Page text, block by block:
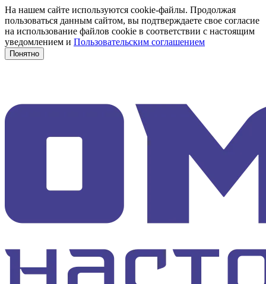
На нашем сайте используются cookie-файлы. Продолжая
пользоваться данным сайтом, вы подтверждаете свое согласие
на использование файлов cookie в соответствии с настоящим
уведомлением и Пользовательским соглашением
Понятно